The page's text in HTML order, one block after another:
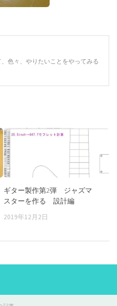
色々、やりたいことをやってみる
ギター製作第2弾 ジャズマ
スターを作る 設計編
2019年12月2日